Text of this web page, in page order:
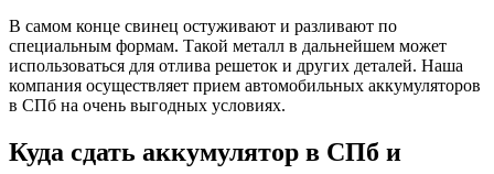
В самом конце свинец остуживают и разливают по
специальным формам. Такой металл в дальнейшем может
использоваться для отлива решеток и других деталей. Наша
компания осуществляет прием автомобильных аккумуляторов
в СПб на очень выгодных условиях.
Куда сдать аккумулятор в СПб и